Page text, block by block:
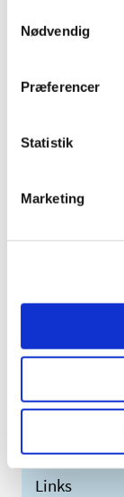
Nødvendig
Præferencer
Statistik
Marketing
august (4)
juni (8)
marts (3)
januar (3)
2010 (7)
2008 (8)
2006 (9)
Links